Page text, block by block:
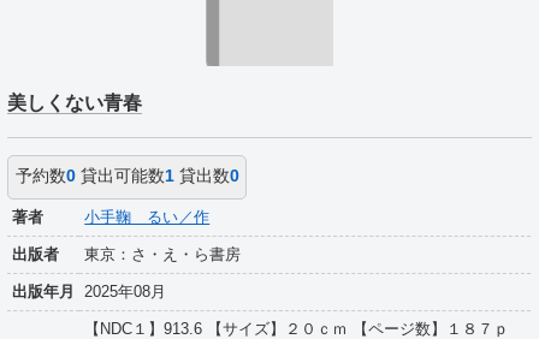
美しくない青春
予約数0貸出可能数1貸出数0
著者 小手鞠 るい／作
出版者 東京：さ・え・ら書房
出版年月 2025年08月
【NDC１】913.6 【サイズ】２０ｃｍ 【ページ数】１８７ｐ